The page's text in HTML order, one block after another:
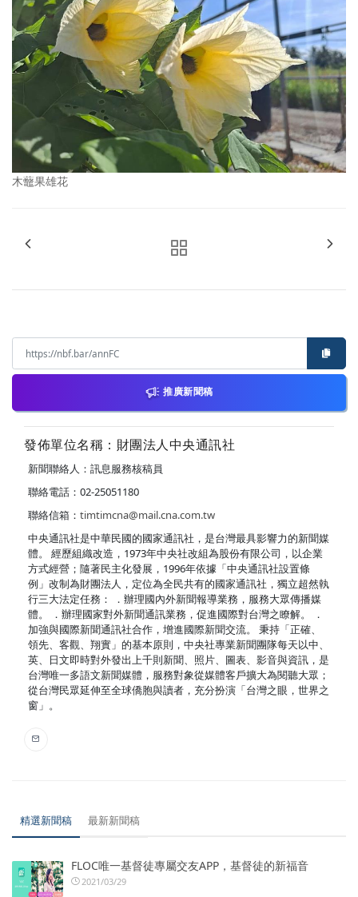
木虌果雄花
推廣新聞稿
發佈單位名稱：財團法人中央通訊社
新聞聯絡人：訊息服務核稿員
聯絡電話：02-25051180
聯絡信箱： timtimcna@mail.cna.com.tw
中央通訊社是中華民國的國家通訊社，是台灣最具影響力的新聞媒
體。 經歷組織改造，1973年中央社改組為股份有限公司，以企業
方式經營；隨著民主化發展，1996年依據「中央通訊社設置條
例」改制為財團法人，定位為全民共有的國家通訊社，獨立超然執
行三大法定任務： ．辦理國內外新聞報導業務，服務大眾傳播媒
體。 ．辦理國家對外新聞通訊業務，促進國際對台灣之瞭解。 ．
加強與國際新聞通訊社合作，增進國際新聞交流。 秉持「正確、
領先、客觀、翔實」的基本原則，中央社專業新聞團隊每天以中、
英、日文即時對外發出上千則新聞、照片、圖表、影音與資訊，是
台灣唯一多語文新聞媒體，服務對象從媒體客戶擴大為閱聽大眾；
從台灣民眾延伸至全球僑胞與讀者，充分扮演「台灣之眼，世界之
窗」。
精選新聞稿 最新新聞稿
FLOC唯一基督徒專屬交友APP，基督徒的新福音
2021/03/29